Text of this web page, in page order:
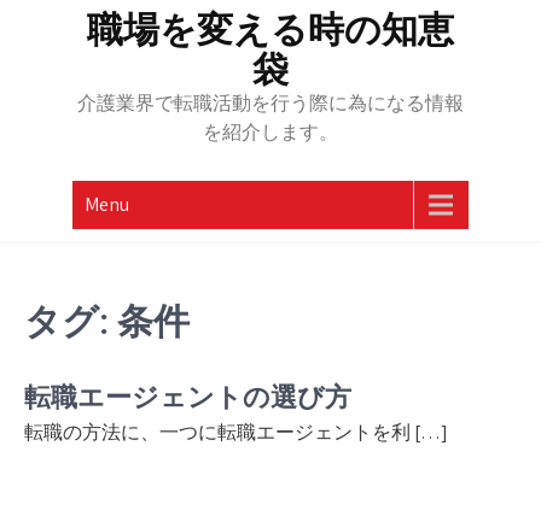
職場を変える時の知恵
袋
介護業界で転職活動を行う際に為になる情報
を紹介します。
Menu
タグ: 条件
転職エージェントの選び方
転職の方法に、一つに転職エージェントを利 […]